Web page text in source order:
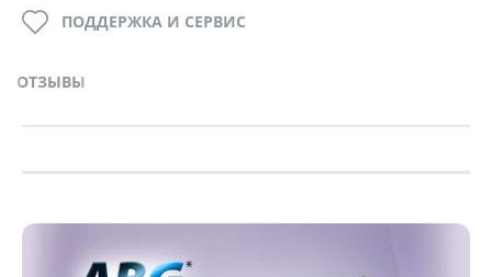
ОТЗЫВЫ
ПОДДЕРЖКА И СЕРВИС